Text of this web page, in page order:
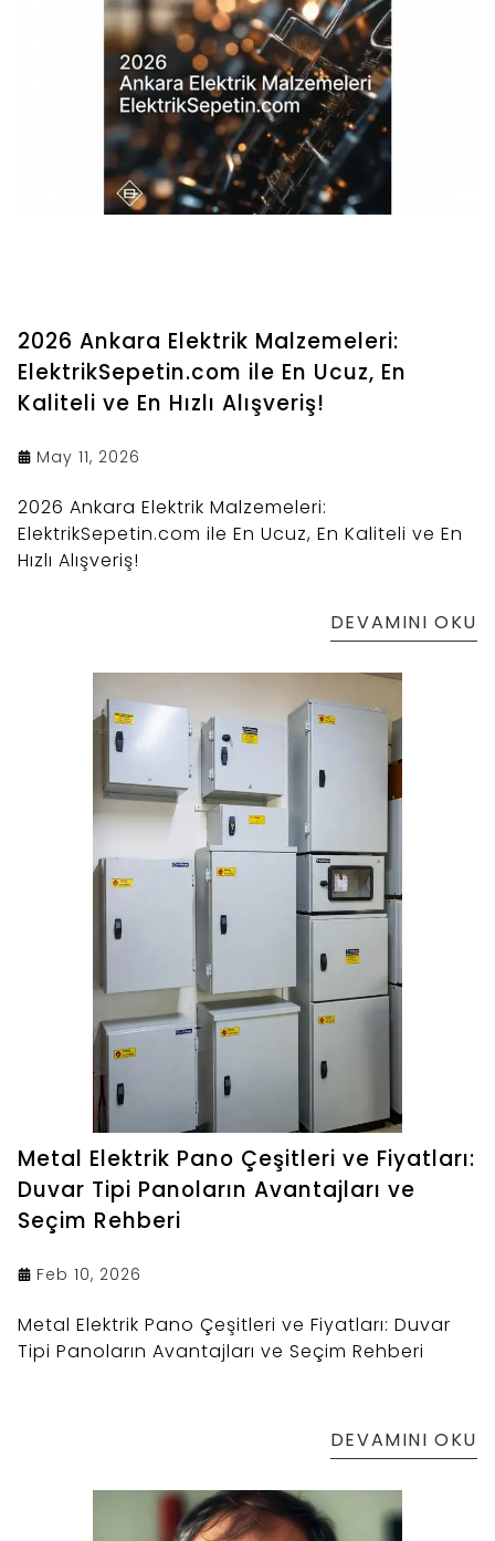
2026 Ankara Elektrik Malzemeleri:
ElektrikSepetin.com ile En Ucuz, En
Kaliteli ve En Hızlı Alışveriş!
May 11, 2026
2026 Ankara Elektrik Malzemeleri:
ElektrikSepetin.com ile En Ucuz, En Kaliteli ve En
Hızlı Alışveriş!
DEVAMINI OKU
Metal Elektrik Pano Çeşitleri ve Fiyatları:
Duvar Tipi Panoların Avantajları ve
Seçim Rehberi
Feb 10, 2026
Metal Elektrik Pano Çeşitleri ve Fiyatları: Duvar
Tipi Panoların Avantajları ve Seçim Rehberi
DEVAMINI OKU